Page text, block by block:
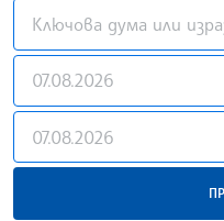
news.filter.from
news.filter.to